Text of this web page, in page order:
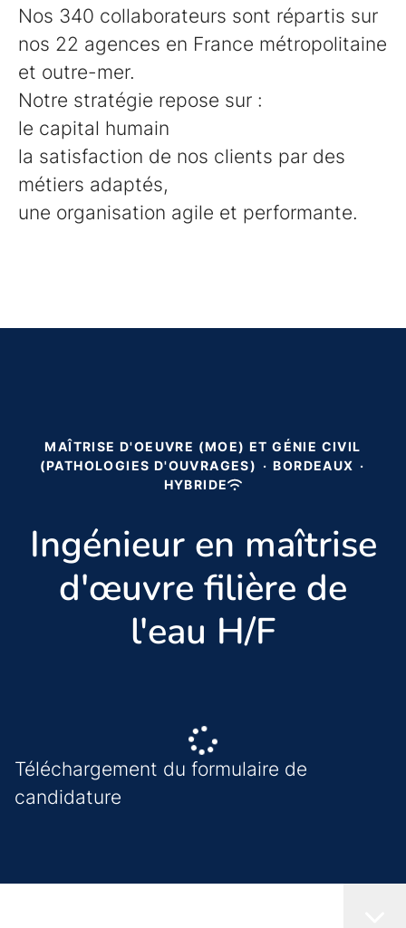
Nos 340 collaborateurs sont répartis sur
nos 22 agences en France métropolitaine
et outre-mer.
Notre stratégie repose sur :
le capital humain
la satisfaction de nos clients par des
métiers adaptés,
une organisation agile et performante.
MAÎTRISE D'OEUVRE (MOE) ET GÉNIE CIVIL
(PATHOLOGIES D'OUVRAGES) · BORDEAUX ·
HYBRIDE
Ingénieur en maîtrise
d'œuvre filière de
l'eau H/F
Téléchargement du formulaire de
candidature